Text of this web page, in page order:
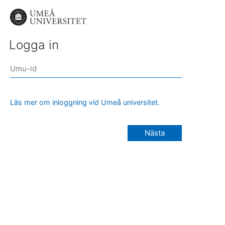
Logga in
Läs mer om inloggning vid Umeå universitet.
Nästa